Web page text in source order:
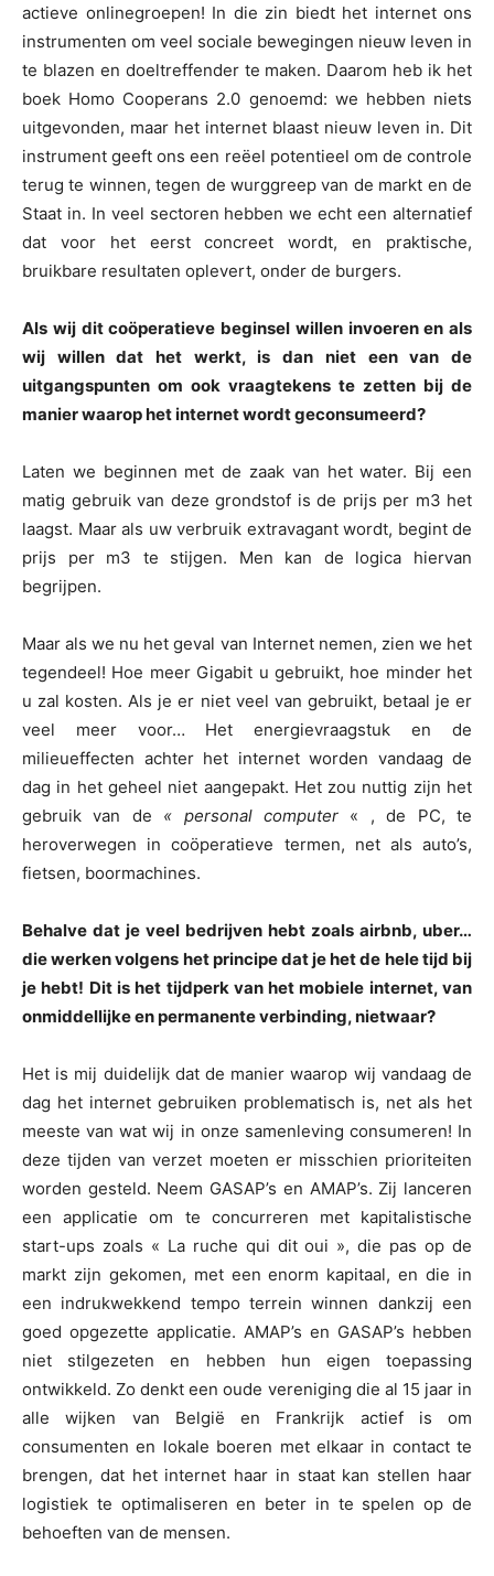
actieve onlinegroepen! In die zin biedt het internet ons
instrumenten om veel sociale bewegingen nieuw leven in
te blazen en doeltreffender te maken. Daarom heb ik het
boek Homo Cooperans 2.0 genoemd: we hebben niets
uitgevonden, maar het internet blaast nieuw leven in. Dit
instrument geeft ons een reëel potentieel om de controle
terug te winnen, tegen de wurggreep van de markt en de
Staat in. In veel sectoren hebben we echt een alternatief
dat voor het eerst concreet wordt, en praktische,
bruikbare resultaten oplevert, onder de burgers.
Als wij dit coöperatieve beginsel willen invoeren en als
wij willen dat het werkt, is dan niet een van de
uitgangspunten om ook vraagtekens te zetten bij de
manier waarop het internet wordt geconsumeerd?
Laten we beginnen met de zaak van het water. Bij een
matig gebruik van deze grondstof is de prijs per m3 het
laagst. Maar als uw verbruik extravagant wordt, begint de
prijs per m3 te stijgen. Men kan de logica hiervan
begrijpen.
Maar als we nu het geval van Internet nemen, zien we het
tegendeel! Hoe meer Gigabit u gebruikt, hoe minder het
u zal kosten. Als je er niet veel van gebruikt, betaal je er
veel meer voor… Het energievraagstuk en de
milieueffecten achter het internet worden vandaag de
dag in het geheel niet aangepakt. Het zou nuttig zijn het
gebruik van de « personal computer « , de PC, te
heroverwegen in coöperatieve termen, net als auto’s,
fietsen, boormachines.
Behalve dat je veel bedrijven hebt zoals airbnb, uber…
die werken volgens het principe dat je het de hele tijd bij
je hebt! Dit is het tijdperk van het mobiele internet, van
onmiddellijke en permanente verbinding, nietwaar?
Het is mij duidelijk dat de manier waarop wij vandaag de
dag het internet gebruiken problematisch is, net als het
meeste van wat wij in onze samenleving consumeren! In
deze tijden van verzet moeten er misschien prioriteiten
worden gesteld. Neem GASAP’s en AMAP’s. Zij lanceren
een applicatie om te concurreren met kapitalistische
start-ups zoals « La ruche qui dit oui », die pas op de
markt zijn gekomen, met een enorm kapitaal, en die in
een indrukwekkend tempo terrein winnen dankzij een
goed opgezette applicatie. AMAP’s en GASAP’s hebben
niet stilgezeten en hebben hun eigen toepassing
ontwikkeld. Zo denkt een oude vereniging die al 15 jaar in
alle wijken van België en Frankrijk actief is om
consumenten en lokale boeren met elkaar in contact te
brengen, dat het internet haar in staat kan stellen haar
logistiek te optimaliseren en beter in te spelen op de
behoeften van de mensen.